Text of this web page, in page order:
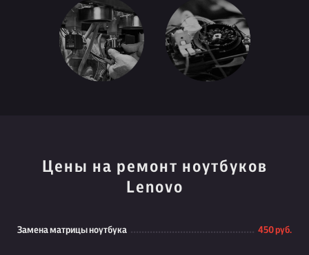
Цены на ремонт ноутбуков
Lenovo
Замена матрицы ноутбука 450 руб.